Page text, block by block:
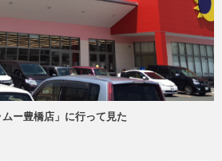
ー豊橋店」に行って見た